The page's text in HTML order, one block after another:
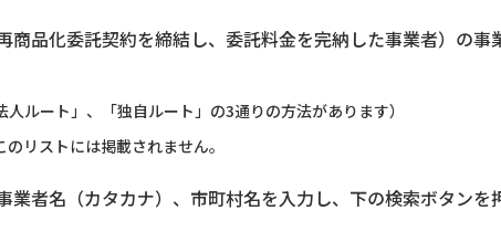
商品化委託契約を締結し、委託料金を完納した事業者）の事
ルート」、「独自ルート」の3通りの方法があります）
リストには掲載されません。
者名（カタカナ）、市町村名を入力し、下の検索ボタンを